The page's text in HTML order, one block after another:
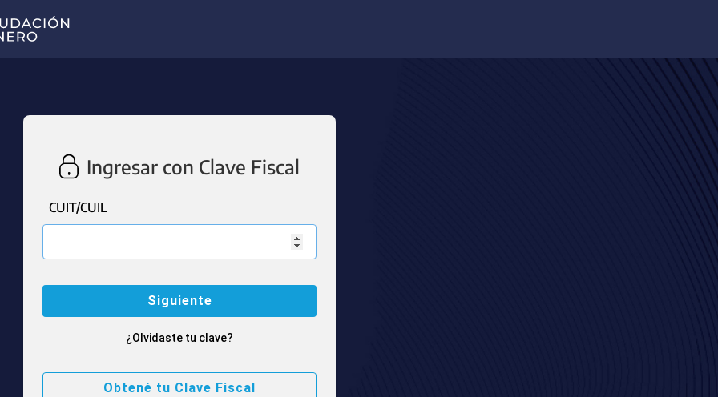
Ingresar con Clave Fiscal
CUIT/CUIL
¿Olvidaste tu clave?
Obtené tu Clave Fiscal